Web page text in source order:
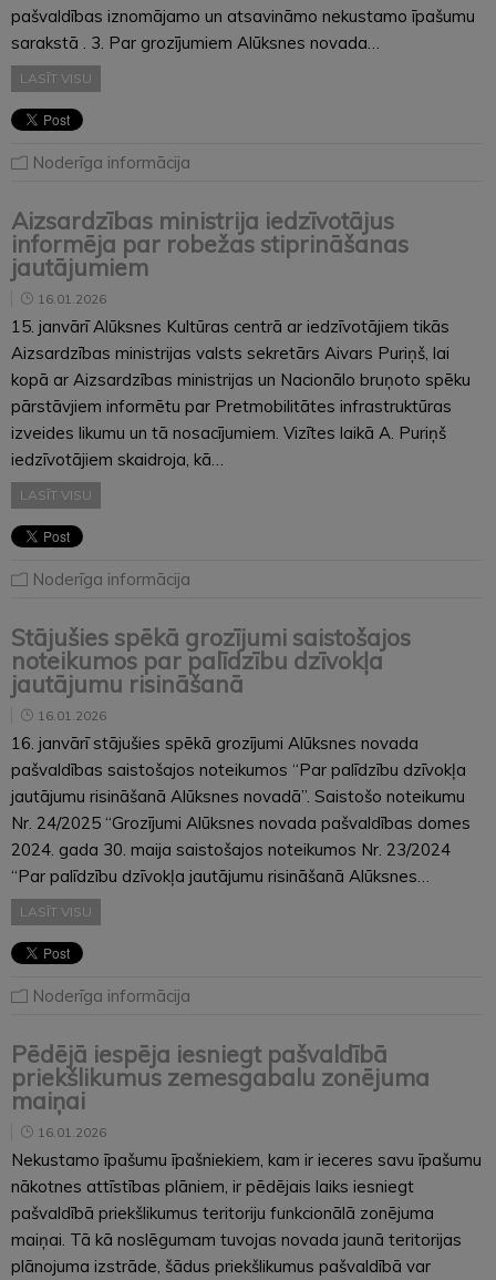
pašvaldības iznomājamo un atsavināmo nekustamo īpašumu
sarakstā . 3. Par grozījumiem Alūksnes novada…
LASĪT VISU
Noderīga informācija
Aizsardzības ministrija iedzīvotājus
informēja par robežas stiprināšanas
jautājumiem
16.01.2026
15. janvārī Alūksnes Kultūras centrā ar iedzīvotājiem tikās
Aizsardzības ministrijas valsts sekretārs Aivars Puriņš, lai
kopā ar Aizsardzības ministrijas un Nacionālo bruņoto spēku
pārstāvjiem informētu par Pretmobilitātes infrastruktūras
izveides likumu un tā nosacījumiem. Vizītes laikā A. Puriņš
iedzīvotājiem skaidroja, kā…
LASĪT VISU
Noderīga informācija
Stājušies spēkā grozījumi saistošajos
noteikumos par palīdzību dzīvokļa
jautājumu risināšanā
16.01.2026
16. janvārī stājušies spēkā grozījumi Alūksnes novada
pašvaldības saistošajos noteikumos “Par palīdzību dzīvokļa
jautājumu risināšanā Alūksnes novadā”. Saistošo noteikumu
Nr. 24/2025 “Grozījumi Alūksnes novada pašvaldības domes
2024. gada 30. maija saistošajos noteikumos Nr. 23/2024
“Par palīdzību dzīvokļa jautājumu risināšanā Alūksnes…
LASĪT VISU
Noderīga informācija
Pēdējā iespēja iesniegt pašvaldībā
priekšlikumus zemesgabalu zonējuma
maiņai
16.01.2026
Nekustamo īpašumu īpašniekiem, kam ir ieceres savu īpašumu
nākotnes attīstības plāniem, ir pēdējais laiks iesniegt
pašvaldībā priekšlikumus teritoriju funkcionālā zonējuma
maiņai. Tā kā noslēgumam tuvojas novada jaunā teritorijas
plānojuma izstrāde, šādus priekšlikumus pašvaldībā var